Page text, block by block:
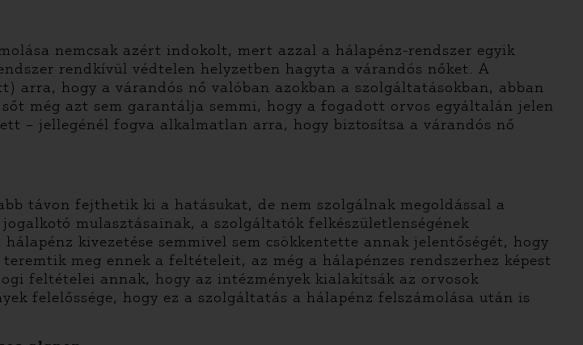
nemcsak azért indokolt, mert azzal a hálapénz-rendszer egyik
rendkívül védtelen helyzetben hagyta a várandós nőket. A
arra, hogy a várandós nő valóban azokban a szolgáltatásokban, abban
még azt sem garantálja semmi, hogy a fogadott orvos egyáltalán jelen
– jellegénél fogva alkalmatlan arra, hogy biztosítsa a várandós nő
távon fejthetik ki a hatásukat, de nem szolgálnak megoldással a
mulasztásainak, a szolgáltatók felkészületlenségének
kivezetése semmivel sem csökkentette annak jelentőségét, hogy
meg ennek a feltételeit, az még a hálapénzes rendszerhez képest
feltételei annak, hogy az intézmények kialakítsák az orvosok
felelőssége, hogy ez a szolgáltatás a hálapénz felszámolása után is